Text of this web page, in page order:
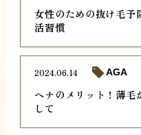
女性のための抜け毛予
活習慣
ヘナのメリット！薄毛
して
2024.06.14 AGA